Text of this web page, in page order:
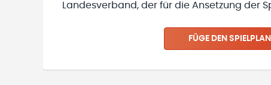
Landesverband, der für die Ansetzung der
FÜGE DEN SPIELPLAN